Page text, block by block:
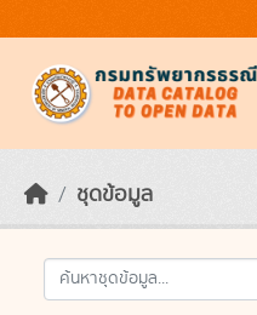
ชุดข้อมูล